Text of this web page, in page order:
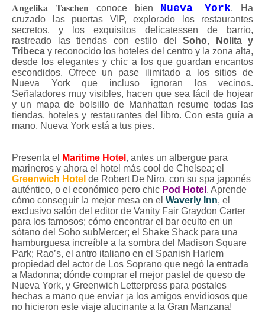
Angelika Taschen conoce bien Nueva York. Ha
cruzado las puertas VIP, explorado los restaurantes
secretos, y los exquisitos delicatessen de barrio,
rastreado las tiendas con estilo del Soho,
Nolita y
Tribeca y reconocido los hoteles del centro y la zona alta,
desde los elegantes y chic a los que guardan encantos
escondidos. Ofrece un pase ilimitado a los sitios de
Nueva York que incluso ignoran los vecinos.
Señaladores muy visibles, hacen que sea fácil de hojear
y un mapa de bolsillo de Manhattan resume todas las
tiendas, hoteles y restaurantes del libro. Con esta guía a
mano, Nueva York está a tus pies.
Presenta el Maritime Hotel , antes un albergue para
marineros y ahora el hotel más cool de Chelsea; el
Greenwich Hotel de Robert De Niro, con su spa japonés
auténtico, o el económico pero chic Pod Hotel . Aprende
cómo conseguir la mejor mesa en el Waverly Inn, el
exclusivo salón del editor de Vanity Fair Graydon Carter
para los famosos; cómo encontrar el bar oculto en un
sótano del Soho subMercer; el Shake Shack para una
hamburguesa increíble a la sombra del Madison Square
Park; Rao’s, el antro italiano en el Spanish Harlem
propiedad del actor de Los Soprano que negó la entrada
a Madonna; dónde comprar el mejor pastel de queso de
Nueva York, y Greenwich Letterpress para postales
hechas a mano que enviar ¡a los amigos envidiosos que
no hicieron este viaje alucinante a la Gran Manzana!